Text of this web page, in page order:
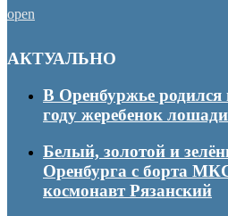
open
АКТУАЛЬНО
В Оренбуржье родился
году жеребенок
Белый, золотой и
Оренбурга с борта
космонавт Рязанский